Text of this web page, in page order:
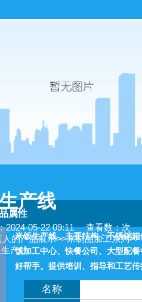
产线
2024-05-22 09:11
查看数：次
人的产品展示>>米制品加工系列>>
产线
属性
米饭生产线，主要结构：不锈钢
饭加工中心、快餐公司、大型配
好帮手。提供培训、指导和工艺
名称